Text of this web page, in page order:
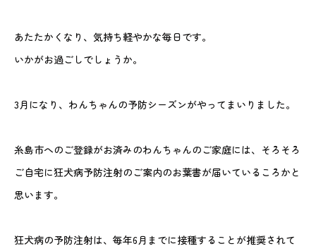
9:00-12:00/15:00-19:00｜木曜休診
092-321-2565
あたたかくなり、気持ち軽やかな毎日です。
いかがお過ごしでしょうか。
3月になり、わんちゃんの予防シーズンがやってまいりました。
糸島市へのご登録がお済みのわんちゃんのご家庭には、そろそろ
ご自宅に狂犬病予防注射のご案内のお葉書が届いているころかと
思います。
狂犬病の予防注射は、毎年6月までに接種することが推奨されて